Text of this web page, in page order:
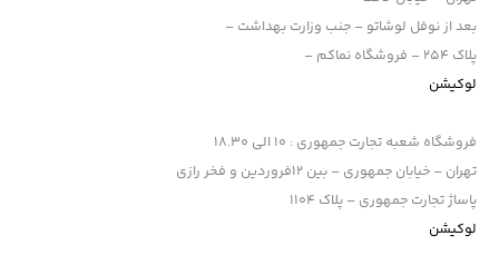
بعد از نوفل لوشاتو – جنب وزارت بهداشت –
پلاک 254 – فروشگاه نماکم –
لوکیشن
فروشگاه شعبه تجارت جمهوری : 10 الی 18.30
تهران – خیابان جمهوری – بین 12فروردین و فخر رازی
پاساژ تجارت جمهوری – پلاک 1104
لوکیشن